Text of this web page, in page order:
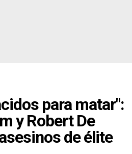
para matar":
y Robert De
de élite